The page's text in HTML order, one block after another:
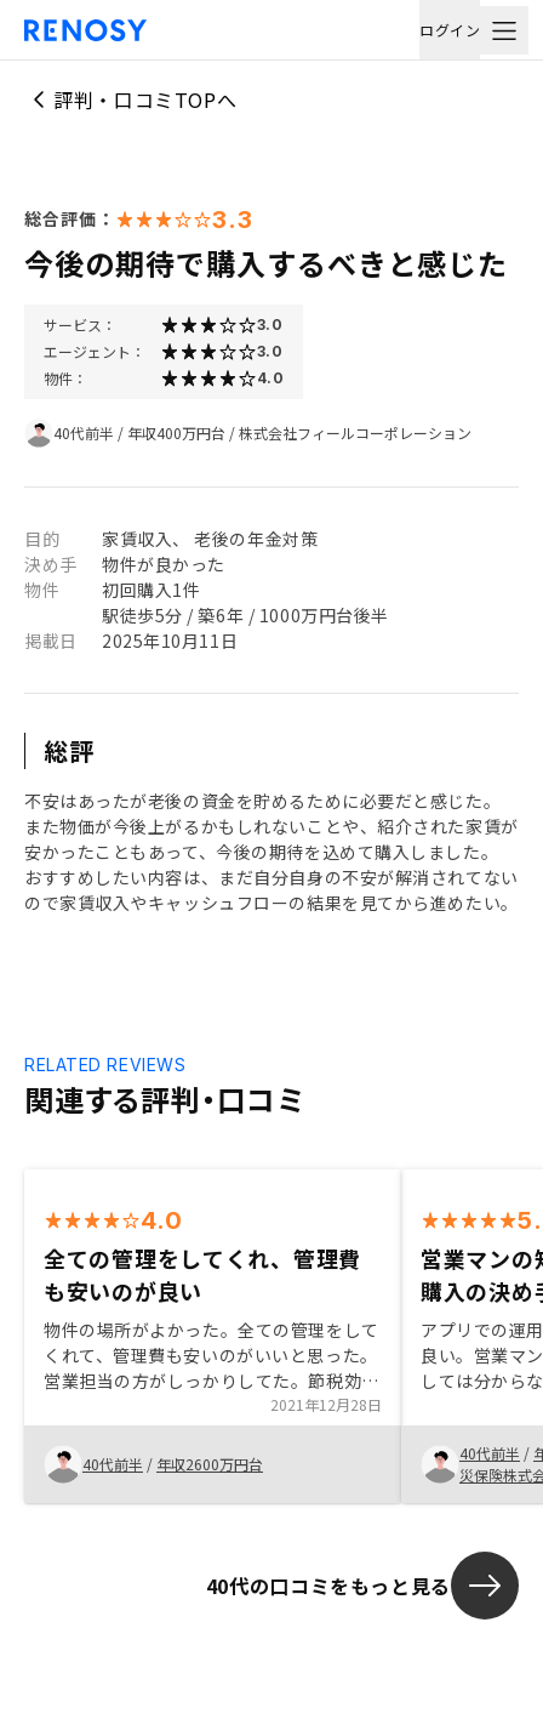
ログイン
評判・口コミTOPへ
総合評価： 3.3
今後の期待で購入するべきと感じた
サービス： 3.0
エージェント： 3.0
物件： 4.0
40代前半 / 年収400万円台 /株式会社フィールコーポレーション
目的
家賃収入、 老後の年金対策
決め手
物件が良かった
物件
初回購入1件
駅徒歩5分 / 築6年 / 1000万円台後半
掲載日
2025年10月11日
総評
不安はあったが老後の資金を貯めるために必要だと感じた。
また物価が今後上がるかもしれないことや、紹介された家賃が
安かったこともあって、今後の期待を込めて購入しました。
おすすめしたい内容は、まだ自分自身の不安が解消されてない
ので家賃収入やキャッシュフローの結果を見てから進めたい。
関連する評判・口コミ
RELATED REVIEWS
4.0
全ての管理をしてくれ、管理費
も安いのが良い
物件の場所がよかった。全ての管理をして
くれて、管理費も安いのがいいと思った。
営業担当の方がしっかりしてた。節税効果
もありそうだと思った。色んな物件から選
べて駅近で築浅の物件を選ぶことが出来た
のがよかった。
2021年12月28日
40代前半 / 年収2600万円台
営業マンの
購入の決め
アプリでの運
良い。営業マ
しては分から
約時まで寄り
非常に安心。
40代前半 /
災保険株式
40代の口コミをもっと見る